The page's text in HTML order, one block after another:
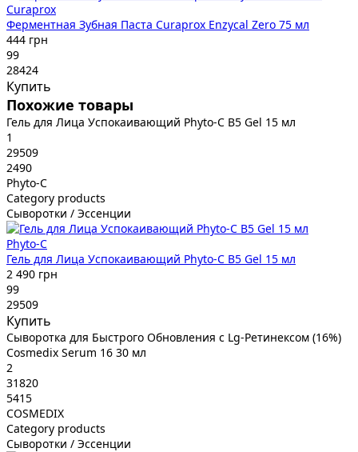
Curaprox
Ферментная Зубная Паста Curaprox Enzycal Zero 75 мл
444 грн
99
28424
Купить
Похожие товары
Гель для Лица Успокаивающий Phyto-C B5 Gel 15 мл
1
29509
2490
Phyto-C
Category products
Сыворотки / Эссенции
Phyto-C
Гель для Лица Успокаивающий Phyto-C B5 Gel 15 мл
2 490 грн
99
29509
Купить
Сыворотка для Быстрого Обновления с Lg-Ретинексом (16%)
Cosmedix Serum 16 30 мл
2
31820
5415
COSMEDIX
Category products
Сыворотки / Эссенции